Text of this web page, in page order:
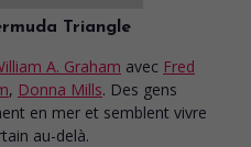
Triangle
A. Graham avec Fred
, Donna Mills. Des gens
en mer et semblent vivre
au-delà.